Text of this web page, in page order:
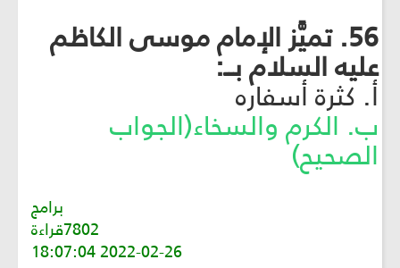
56. تميًّز الإمام موسى الكاظم
عليه السلام بــ:
أ. كثرة أسفاره
ب. الكرم والسخاء(الجواب
الصحيح)
برامج
7802قراءة
2022-02-26 18:07:04